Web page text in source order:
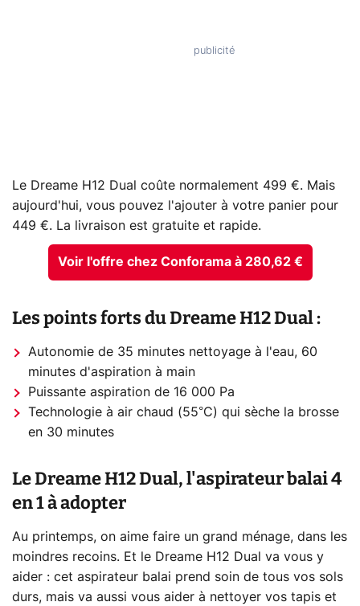
Le Dreame H12 Dual coûte normalement 499 €. Mais
aujourd'hui, vous pouvez l'ajouter à votre panier pour
449 €. La livraison est gratuite et rapide.
Voir l'offre chez Conforama à 280,62 €
Les points forts du Dreame H12 Dual :
Autonomie de 35 minutes nettoyage à l'eau, 60
minutes d'aspiration à main
Puissante aspiration de 16 000 Pa
Technologie à air chaud (55°C) qui sèche la brosse
en 30 minutes
Le Dreame H12 Dual, l'aspirateur balai 4
en 1 à adopter
Au printemps, on aime faire un grand ménage, dans les
moindres recoins. Et le Dreame H12 Dual va vous y
aider : cet aspirateur balai prend soin de tous vos sols
durs, mais va aussi vous aider à nettoyer vos tapis et